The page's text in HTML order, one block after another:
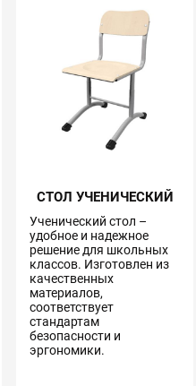
СТОЛ УЧЕНИЧЕСКИЙ
Ученический стол –
удобное и надежное
решение для школьных
классов. Изготовлен из
качественных
материалов,
соответствует
стандартам
безопасности и
эргономики.